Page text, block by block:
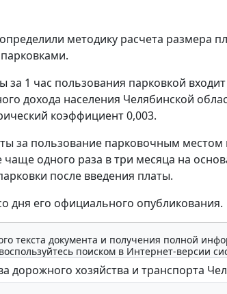
методику расчета размера
за 1 час пользования парковкой
дохода населения Челябинской
коэффициент 0,003.
за пользование парковочным местом
чаще одного раза в три месяца на
после введения платы.
дня его официального опубликования.
текста документа и получения полной
поиском в Интернет-версии